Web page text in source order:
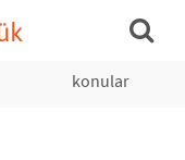
konular